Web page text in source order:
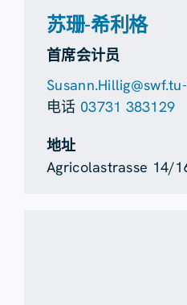
苏珊-希利格
首席会计员
电话 03731 383129
地址
Agricolastrasse 14/